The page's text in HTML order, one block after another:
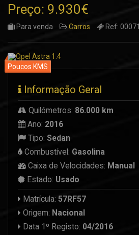
Preço: 9.930€
Para venda Carros Ref: 00071
Informação Geral
Quilómetros: 86.000 km
Ano: 2016
Tipo: Sedan
Combustível: Gasolina
Caixa de Velocidades: Manual
Estado: Usado
Matrícula: 57RF57
Origem: Nacional
Data 1º Registo: 04/2016